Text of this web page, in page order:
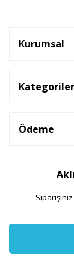
Kurumsal
Kategoriler
Ödeme